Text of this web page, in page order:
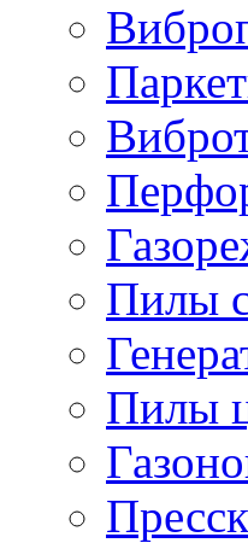
Пилы
Пилы